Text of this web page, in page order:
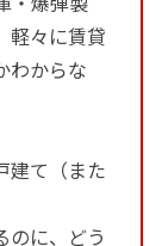
軽々に賃貸
わからな
建て（また
のに、どう